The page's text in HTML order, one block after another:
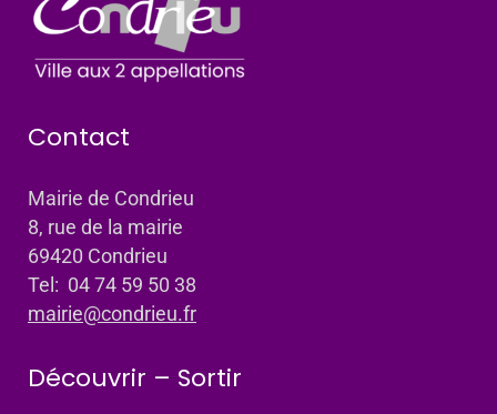
Contact
Mairie de Condrieu
8, rue de la mairie
69420 Condrieu
Tel: 04 74 59 50 38
mairie@condrieu.fr
Découvrir – Sortir